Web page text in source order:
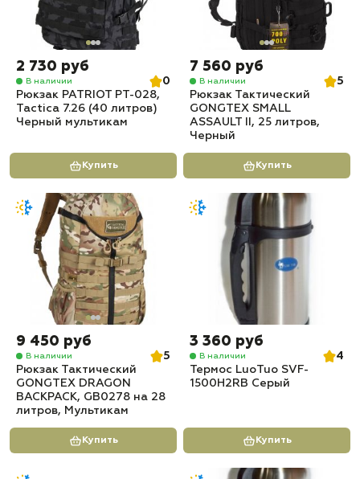
2 730 руб
В наличии
0
Рюкзак PATRIOT РТ-028,
Tactica 7.26 (40 литров)
Черный мультикам
Купить
7 560 руб
В наличии
5
Рюкзак Тактический
GONGTEX SMALL
ASSAULT II, 25 литров,
Черный
Купить
9 450 руб
В наличии
5
Рюкзак Тактический
GONGTEX DRAGON
BACKPACK, GB0278 на 28
литров, Мультикам
Купить
3 360 руб
В наличии
4
Термос LuoTuo SVF-
1500H2RB Серый
Купить